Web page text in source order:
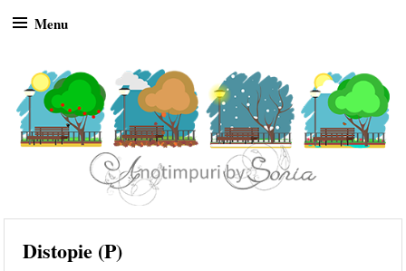
Menu
Distopie (P)